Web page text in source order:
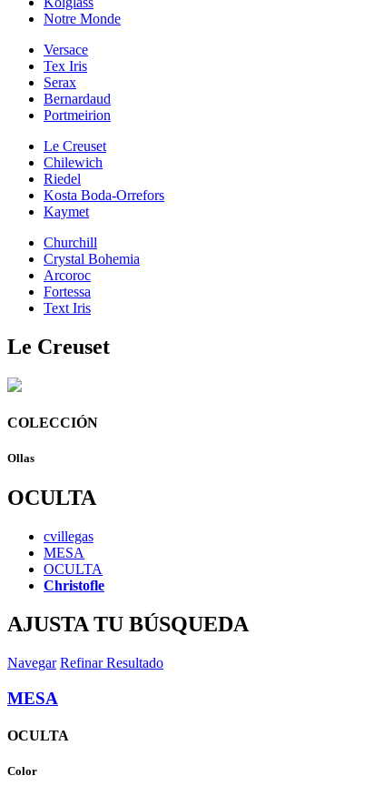
Notre Monde
Versace
Tex Iris
Serax
Bernardaud
Portmeirion
Le Creuset
Chilewich
Riedel
Kosta Boda-Orrefors
Kaymet
Churchill
Crystal Bohemia
Arcoroc
Fortessa
Text Iris
Le Creuset
COLECCIÓN
Ollas
OCULTA
cvillegas
MESA
OCULTA
Christofle
AJUSTA TU BÚSQUEDA
Navegar Refinar Resultado
MESA
OCULTA
Color